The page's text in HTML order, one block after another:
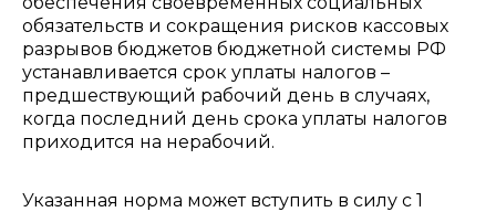
обязательств и сокращения рисков кассовых
разрывов бюджетов бюджетной системы РФ
устанавливается срок уплаты налогов –
предшествующий рабочий день в случаях,
когда последний день срока уплаты налогов
приходится на нерабочий.
Указанная норма может вступить в силу с 1